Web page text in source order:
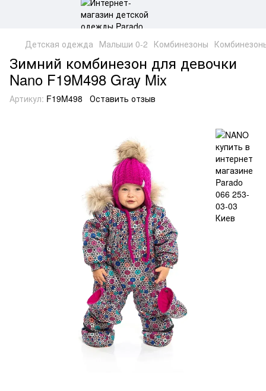
Детская одежда Малыши 0-2 Комбинезоны
Зимний комбинезон для девочки
Nano F19M498 Gray Mix
Артикул: F19M498 Оставить отзыв